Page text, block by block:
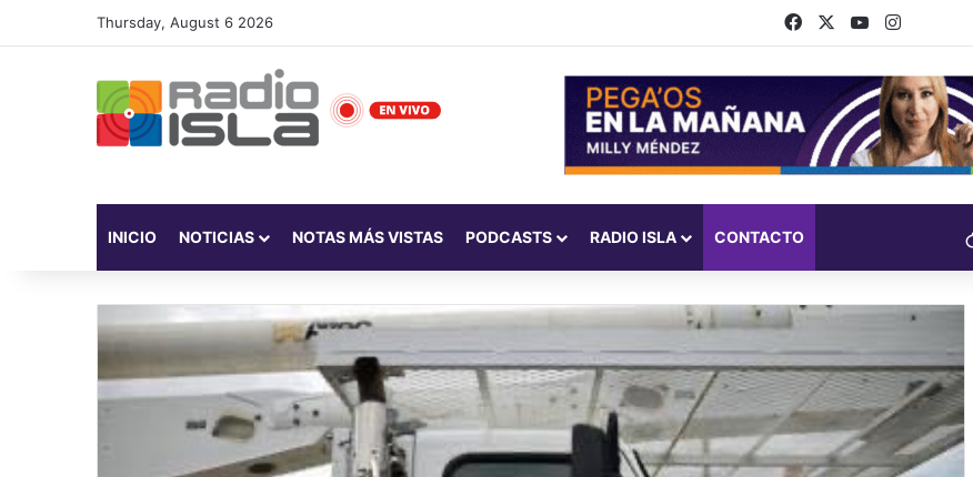
Thursday, August 6 2026 FacebookYouTubeInstagram
INICIO NOTICIAS NOTAS MÁS VISTAS PODCASTS RADIO ISLA CONTACTO